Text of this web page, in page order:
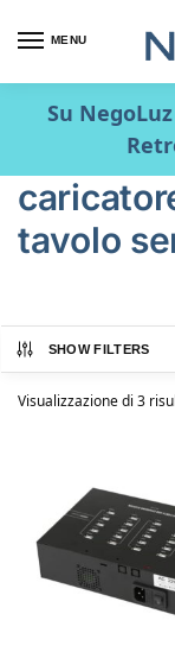
MENU
Su
tavolo
SHOW FILTERS
Visualizzazione di 3